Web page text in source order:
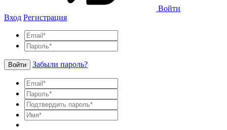
Войти
Вход Регистрация
Войти Забыли пароль?